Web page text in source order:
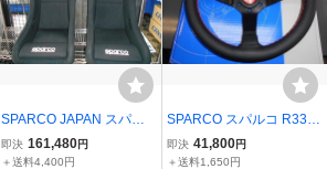
SPARCO JAPAN スパル
コ REV-J QRT バケットシ
ート 2脚セット ブラック
即決 161,480円
＋送料4,400円
SPARCO スパルコ R330
CHAMPION ステアリング
ディープBKスポーク x パ
即決 41,800円
＋送料1,650円